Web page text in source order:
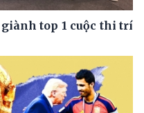
top 1 cuộc thi trí